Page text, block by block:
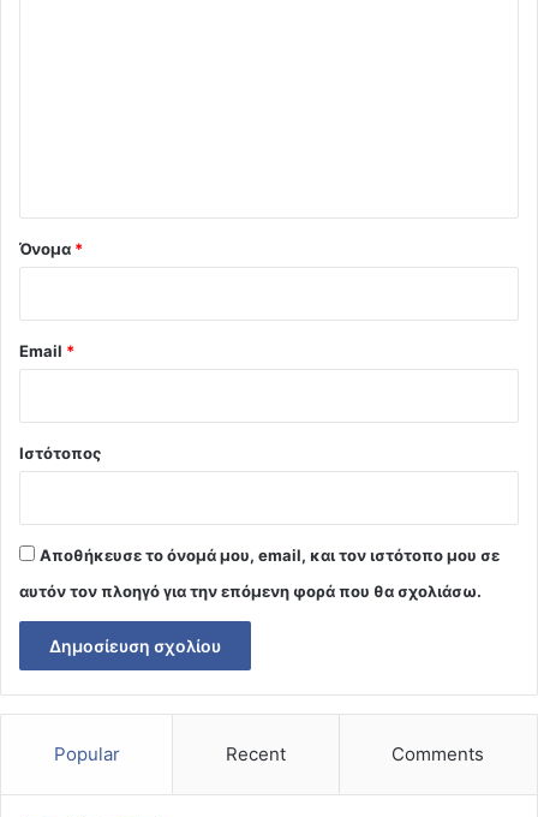
Όνομα *
Email *
Ιστότοπος
Αποθήκευσε το όνομά μου, email, και τον ιστότοπο μου σε
αυτόν τον πλοηγό για την επόμενη φορά που θα σχολιάσω.
Popular Recent Comments